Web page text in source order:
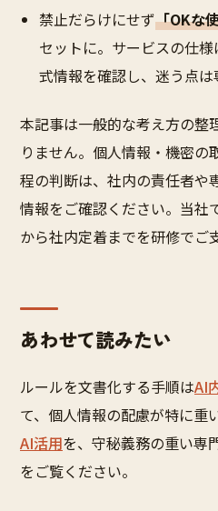
禁止だらけにせず「OKな
セットに。サービスの仕
式情報を確認し、迷う点は
本記事は一般的な考え方の整
りません。個人情報・機密の
程の判断は、社内の責任者や
情報をご確認ください。当社
から社内定着までを研修でご
あわせて読みたい
ルールを文書化する手順はAI
て、個人情報の配慮が特に重
AI活用を、守秘義務の重い専
をご覧ください。